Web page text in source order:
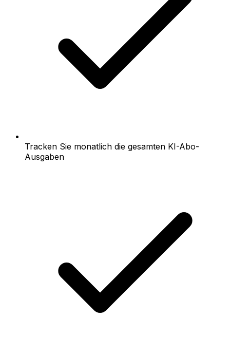
Tracken Sie monatlich die gesamten KI-Abo-
Ausgaben